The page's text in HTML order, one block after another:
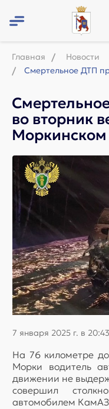
Главная
Новости
во вторник
7 января 2025 г. в 20:43
На 76 километре
Морки водитель
движении не
совершил
автомобилем